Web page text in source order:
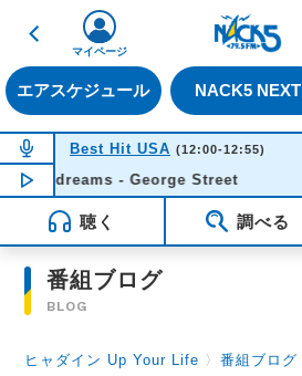
戻る
エアスケジュール NACK5 NEXT
マイページ
NOW ON AIR
Best Hit USA (12:00-12:55)
NOW PLAYING11:49
Daydreams - George Street
聴く 調べる
番組ブログ
BLOG
ヒャダイン Up Your Life 〉番組ブログ